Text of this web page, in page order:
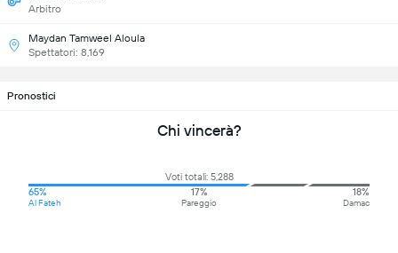
Arbitro
Maydan Tamweel Aloula
Spettatori: 8,169
Pronostici
Chi vincerà?
Voti totali: 5,288
65%
Al Fateh
17%
Pareggio
18%
Damac